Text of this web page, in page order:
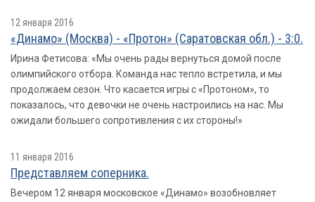
12 января 2016
«Динамо» (Москва) - «Протон» (Саратовская обл.) - 3:0.
Ирина Фетисова: «Мы очень рады вернуться домой после
олимпийского отбора. Команда нас тепло встретила, и мы
продолжаем сезон. Что касается игры с «Протоном», то
показалось, что девочки не очень настроились на нас. Мы
ожидали большего сопротивления с их стороны!»
11 января 2016
Представляем соперника.
Вечером 12 января московское «Динамо» возобновляет